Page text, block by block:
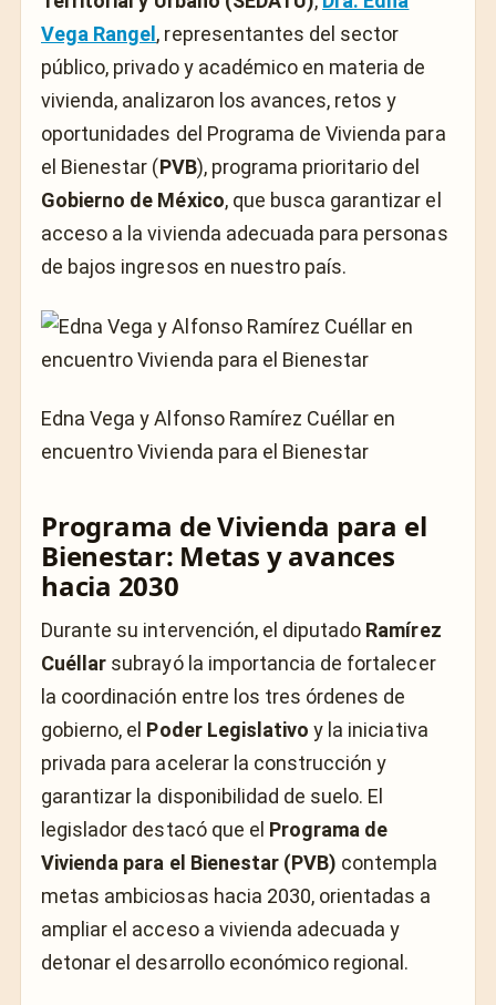
Vega Rangel , representantes del sector
público, privado y académico en materia de
vivienda, analizaron los avances, retos y
oportunidades del Programa de Vivienda para
el Bienestar (PVB), programa prioritario del
Gobierno de México, que busca garantizar el
acceso a la vivienda adecuada para personas
de bajos ingresos en nuestro país.
Edna Vega y Alfonso Ramírez Cuéllar en
encuentro Vivienda para el Bienestar
Programa de Vivienda para el
Bienestar: Metas y avances
hacia 2030
Durante su intervención, el diputado Ramírez
Cuéllar subrayó la importancia de fortalecer
la coordinación entre los tres órdenes de
gobierno, el Poder Legislativo y la iniciativa
privada para acelerar la construcción y
garantizar la disponibilidad de suelo. El
legislador destacó que el Programa de
Vivienda para el Bienestar (PVB) contempla
metas ambiciosas hacia 2030, orientadas a
ampliar el acceso a vivienda adecuada y
detonar el desarrollo económico regional.